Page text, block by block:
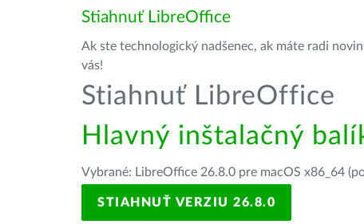
Stiahnuť LibreOffice
Ak ste technologický nadšenec, ak máte radi
vás!
Stiahnuť LibreOffice
Hlavný inštalačný
Vybrané: LibreOffice 26.8.0 pre macOS x86_64
STIAHNUŤ VERZIU 26.8.0